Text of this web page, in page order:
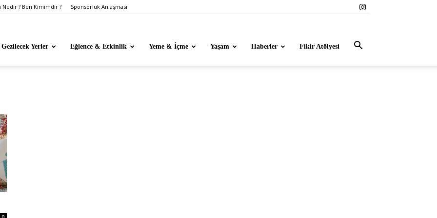
Nedir ? Ben Kimimdir ? Sponsorluk Anlaşması
Gezilecek Yerler Eğlence & Etkinlik Yeme & İçme Yaşam Haberler Fikir Atölyesi